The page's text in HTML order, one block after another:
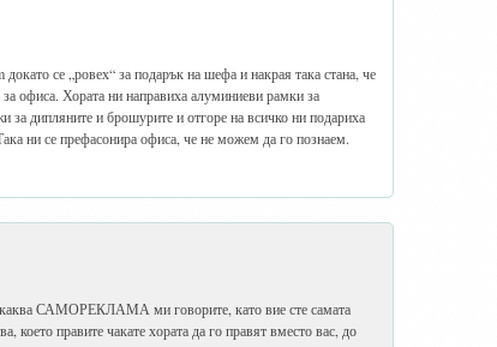
се „ровех“ за подарък на шефа и накрая така стана, че
офиса. Хората ни направиха алуминиеви рамки за
за дипляните и брошурите и отгоре на всичко ни подариха
ни се префасонира офиса, че не можем да го познаем.
каква САМОРЕКЛАМА ми говорите, като вие сте самата
което правите чакате хората да го правят вместо вас, до